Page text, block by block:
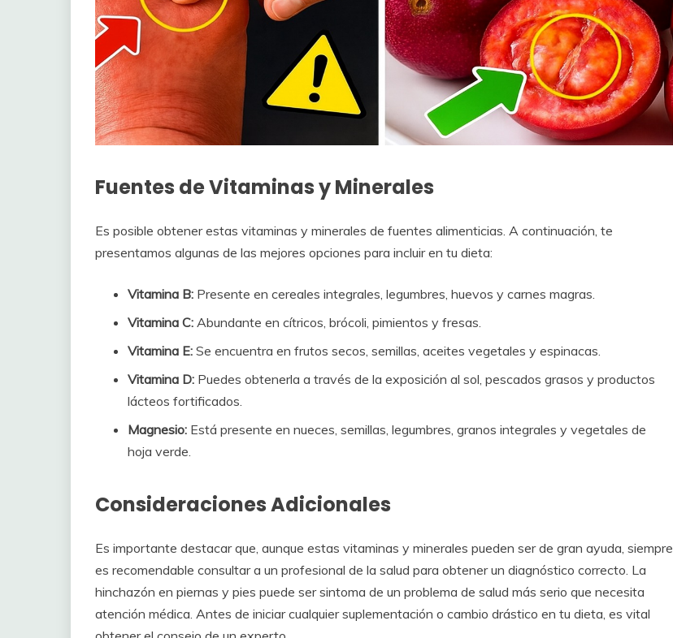
Fuentes de Vitaminas y Minerales
Es posible obtener estas vitaminas y minerales de fuentes alimenticias. A continuación, te
presentamos algunas de las mejores opciones para incluir en tu dieta:
Vitamina B: Presente en cereales integrales, legumbres, huevos y carnes magras.
Vitamina C: Abundante en cítricos, brócoli, pimientos y fresas.
Vitamina E: Se encuentra en frutos secos, semillas, aceites vegetales y espinacas.
Vitamina D: Puedes obtenerla a través de la exposición al sol, pescados grasos y productos
lácteos fortificados.
Magnesio: Está presente en nueces, semillas, legumbres, granos integrales y vegetales de
hoja verde.
Consideraciones Adicionales
Es importante destacar que, aunque estas vitaminas y minerales pueden ser de gran ayuda, siempre
es recomendable consultar a un profesional de la salud para obtener un diagnóstico correcto. La
hinchazón en piernas y pies puede ser sintoma de un problema de salud más serio que necesita
atención médica. Antes de iniciar cualquier suplementación o cambio drástico en tu dieta, es vital